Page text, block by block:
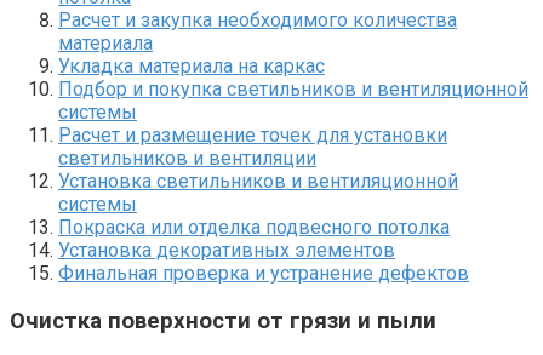
Расчет и закупка необходимого количества
материала
Укладка материала на каркас
Подбор и покупка светильников и вентиляционной
системы
Расчет и размещение точек для установки
светильников и вентиляции
Установка светильников и вентиляционной
системы
Покраска или отделка подвесного потолка
Установка декоративных элементов
Финальная проверка и устранение дефектов
Очистка поверхности от грязи и пыли